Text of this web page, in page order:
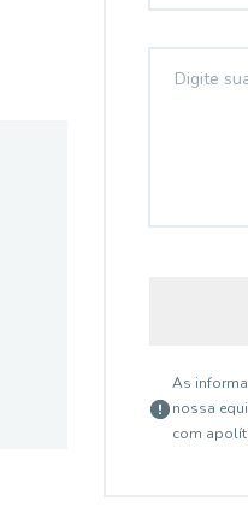
As
nossa
com a